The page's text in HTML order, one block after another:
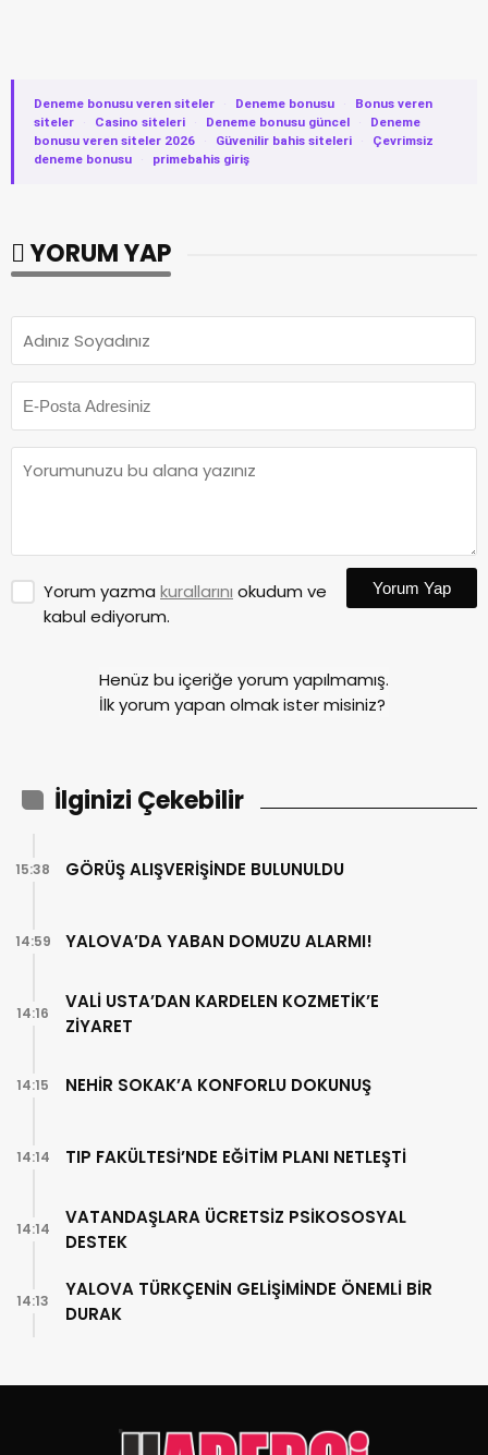
Deneme bonusu veren siteler · Deneme bonusu ·
Bonus veren
siteler
· Casino siteleri · Deneme bonusu güncel ·
Deneme
bonusu veren siteler 2026
· Güvenilir bahis siteleri ·
Çevrimsiz
deneme bonusu
· primebahis giriş
YORUM YAP
Yorum yazma kurallarını okudum ve
kabul ediyorum.
Yorum Yap
Henüz bu içeriğe yorum yapılmamış.
İlk yorum yapan olmak ister misiniz?
İlginizi Çekebilir
GÖRÜŞ ALIŞVERİŞİNDE BULUNULDU
15:38
YALOVA’DA YABAN DOMUZU ALARMI!
14:59
VALİ USTA’DAN KARDELEN KOZMETİK’E
ZİYARET
14:16
NEHİR SOKAK’A KONFORLU DOKUNUŞ
14:15
TIP FAKÜLTESİ’NDE EĞİTİM PLANI NETLEŞTİ
14:14
VATANDAŞLARA ÜCRETSİZ PSİKOSOSYAL
DESTEK
14:14
YALOVA TÜRKÇENİN GELİŞİMİNDE ÖNEMLİ BİR
DURAK
14:13